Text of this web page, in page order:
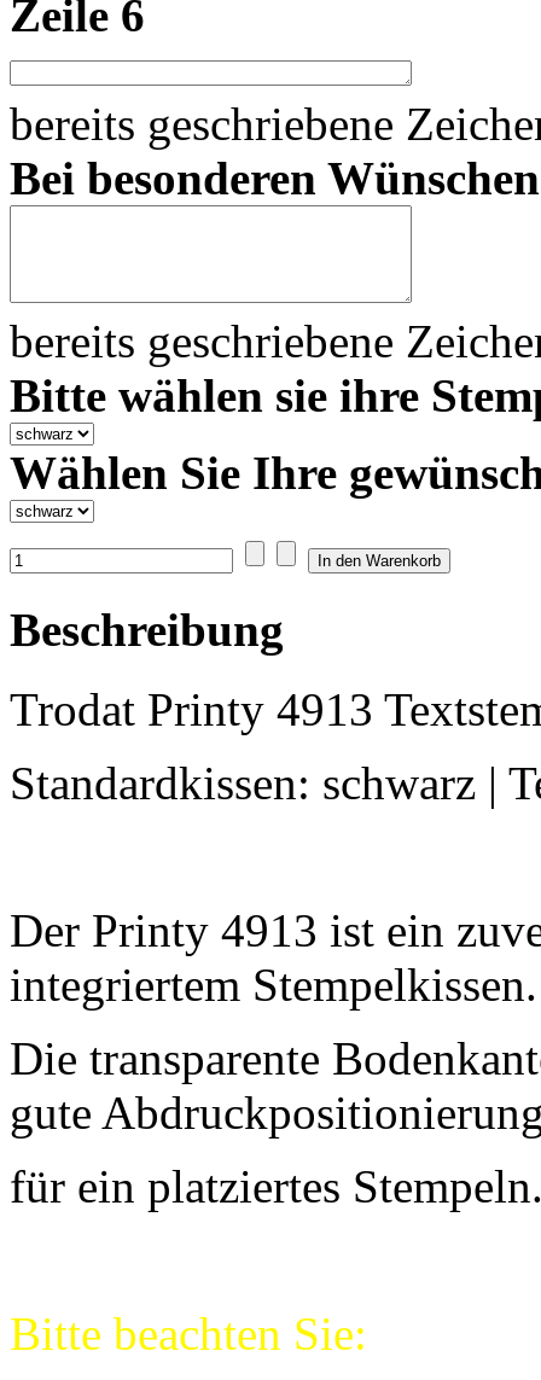
Zeile 6
bereits geschriebene
Bei besonderen
bereits geschriebene
Bitte wählen sie ihre
Wählen Sie Ihre
Beschreibung
Trodat Printy 4913
Standardkissen: schwarz |
Der Printy 4913 ist ein
integriertem Stempelkissen.
Die transparente
gute
für ein platziertes
Bitte beachten Sie: